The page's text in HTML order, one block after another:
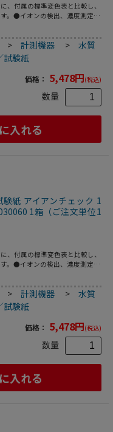
、付属の標準変色表と比較し、
。●イオンの検出、濃度測定と
とができます。●測定範囲：0
品です。
>計測機器 >水質
試験紙
価格： 5,478円(税込)
数量
入れる
験紙 アイアンチェック 1
1箱（ご注文単位1
、付属の標準変色表と比較し、
。●イオンの検出、濃度測定と
とができます。●測定範囲：0
け商品です。
>計測機器 >水質
試験紙
価格： 5,478円(税込)
数量
入れる